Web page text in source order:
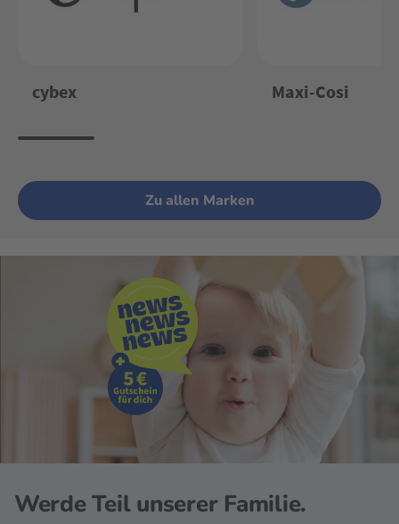
cybex Maxi-Cosi
Zu allen Marken
Werde Teil unserer Familie.